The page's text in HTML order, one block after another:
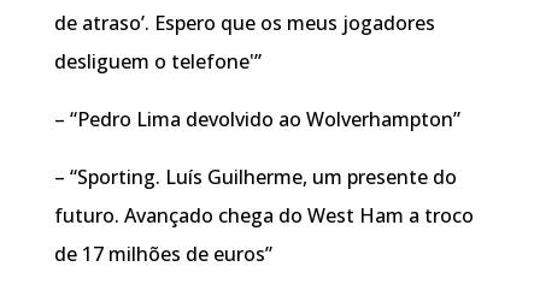
de atraso’. Espero que os meus jogadores
desliguem o telefone'”
– “Pedro Lima devolvido ao Wolverhampton”
– “Sporting. Luís Guilherme, um presente do
futuro. Avançado chega do West Ham a troco
de 17 milhões de euros”